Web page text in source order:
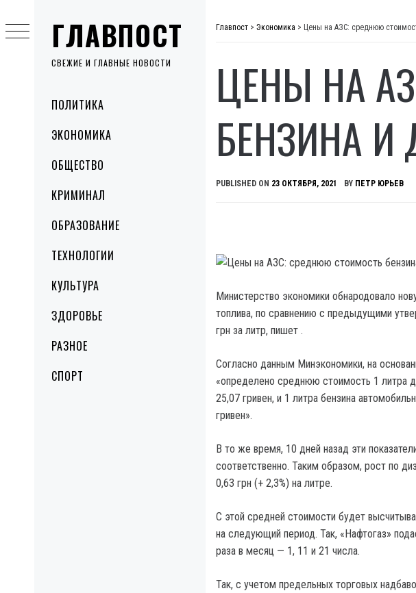
ГЛАВПОСТ
СВЕЖИЕ И ГЛАВНЫЕ НОВОСТИ
MenuПОЛИТИКА
ЭКОНОМИКА
ОБЩЕСТВО
КРИМИНАЛ
ОБРАЗОВАНИЕ
ТЕХНОЛОГИИ
КУЛЬТУРА
ЗДОРОВЬЕ
РАЗНОЕ
СПОРТ
to
content
Главпост > Экономика > Цены на АЗС: среднюю
ЦЕНЫ НА
БЕНЗИНА
PUBLISHED ON 23 ОКТЯБРЯ, 2021 BY ПЕТР ЮРЬЕВ
Министерство экономики обнародовало
топлива, по сравнению с предыдущими
грн за литр, пишет .
Согласно данным Минэкономики, на
«определено среднюю стоимость 1 литра
25,07 гривен, и 1 литра бензина
гривен».
В то же время, 10 дней назад эти
соответственно. Таким образом, рост по
0,63 грн (+ 2,3%) на литре.
С этой средней стоимости будет
на следующий период. Так, «Нафтогаз»
раза в месяц — 1, 11 и 21 числа.
Так, с учетом предельных торговых